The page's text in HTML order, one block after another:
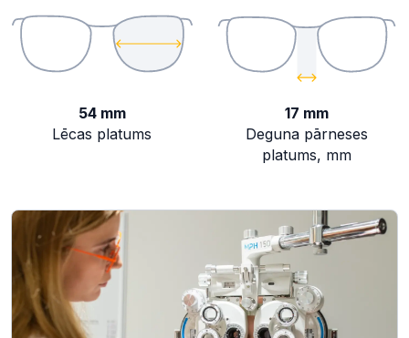
54 mm
Lēcas platums
17 mm
Deguna pārneses
platums, mm